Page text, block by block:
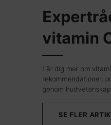
vitamin
Lär dig mer om
rekommendationer,
genom
SE FLER